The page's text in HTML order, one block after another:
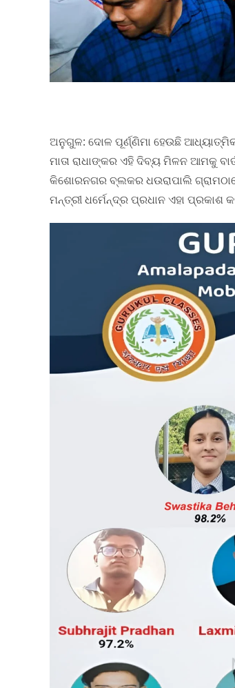
ଅନୁଗୁଳ: ଦୋଳ ପୂର୍ଣ୍ଣିମା ହେଉଛି
ମାତା ରାଧାଙ୍କର ଏହି ଦିବ୍ୟ ମିଳନ ଆମକୁ
କିଶୋରନଗର ବ୍ଲକର ଧଉରାପାଲି
ମନ୍ତ୍ରୀ ଧର୍ମେନ୍ଦ୍ର ପ୍ରଧାନ ଏହା ପ୍ରକାଶ